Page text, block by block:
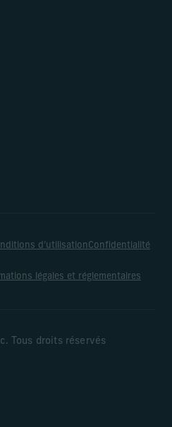
d’utilisationConfidentialité
légales et réglementaires
Tous droits réservés